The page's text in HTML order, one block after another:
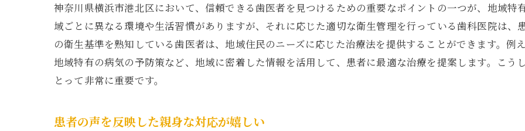
交通の便を考えた歯医者選びのコツ
アクセスの良さがもたらす利便性
生活圏内での歯医者探しのポイント
神奈川県横浜市港北区において、信頼できる歯医者を見つけるための重要なポイントの一つが、地域特
域ごとに異なる環境や生活習慣がありますが、それに応じた適切な衛生管理を行っている歯科医院は、
の衛生基準を熟知している歯医者は、地域住民のニーズに応じた治療法を提供することができます。例
地域特有の病気の予防策など、地域に密着した情報を活用して、患者に最適な治療を提案します。こう
とって非常に重要です。
患者の声を反映した親身な対応が嬉しい